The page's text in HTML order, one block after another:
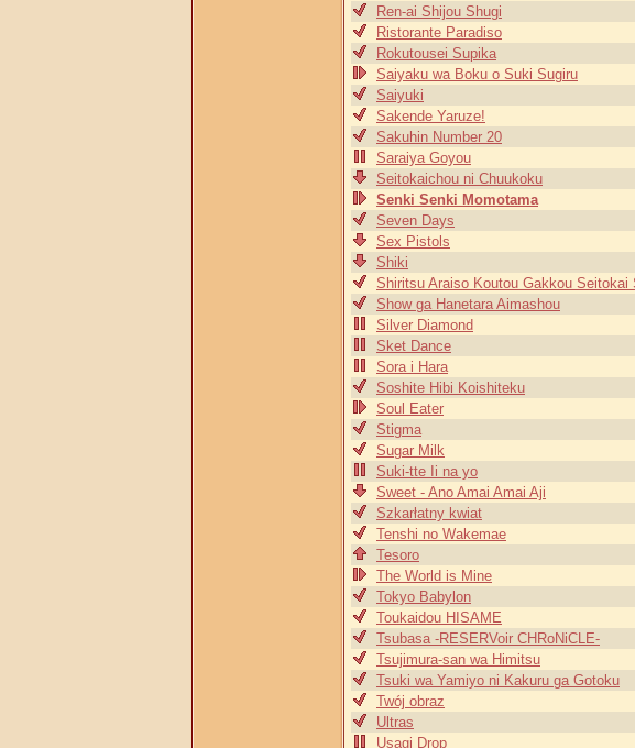
Ren-ai Shijou Shugi
Ristorante Paradiso
Rokutousei Supika
Saiyaku wa Boku o Suki Sugiru
Saiyuki
Sakende Yaruze!
Sakuhin Number 20
Saraiya Goyou
Seitokaichou ni Chuukoku
Senki Senki Momotama
Seven Days
Sex Pistols
Shiki
Shiritsu Araiso Koutou Gakkou Seitokai
Show ga Hanetara Aimashou
Silver Diamond
Sket Dance
Sora i Hara
Soshite Hibi Koishiteku
Soul Eater
Stigma
Sugar Milk
Suki-tte Ii na yo
Sweet - Ano Amai Amai Aji
Szkarłatny kwiat
Tenshi no Wakemae
Tesoro
The World is Mine
Tokyo Babylon
Toukaidou HISAME
Tsubasa -RESERVoir CHRoNiCLE-
Tsujimura-san wa Himitsu
Tsuki wa Yamiyo ni Kakuru ga Gotoku
Twój obraz
Ultras
Usagi Drop